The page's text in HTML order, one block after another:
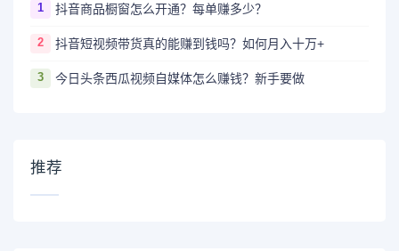
1 抖音商品橱窗怎么开通？每单赚多少？
2 抖音短视频带货真的能赚到钱吗？如何月入十万+
3 今日头条西瓜视频自媒体怎么赚钱？新手要做
推荐